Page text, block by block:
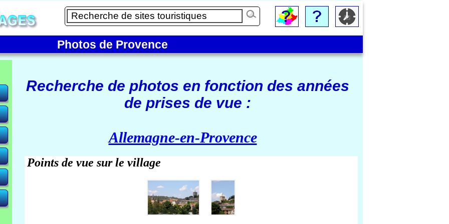
Photos de Provence
Recherche de photos en fonction des années
de prises de vue :
Allemagne-en-Provence
Points de vue sur le village